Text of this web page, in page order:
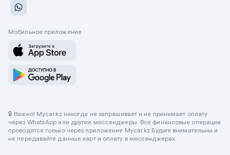
Мобильное приложение
🔒 Важно! Mycar.kz никогда не запрашивает и не принимает оплату
через WhatsApp или другие мессенджеры. Все финансовые операции
проводятся только через приложение Mycar.kz Будьте внимательны и
не передавайте данные карт и оплату в мессенджерах.